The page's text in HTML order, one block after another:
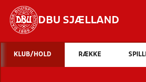
DBU SJÆLLAND
INDHOLD
KLUB/HOLD RÆKKE